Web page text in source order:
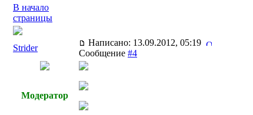
В начало
страницы
Strider
Написано: 13.09.2012, 05:19
Сообщение #4
Модератор